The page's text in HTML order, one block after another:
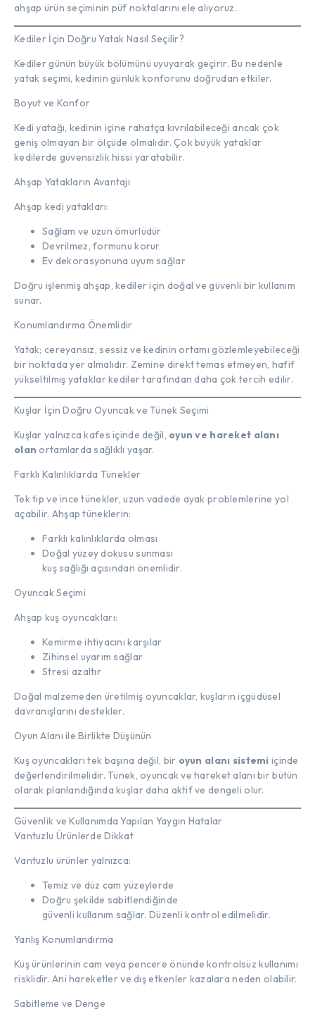
ahşap ürün seçiminin püf noktalarını ele alıyoruz.
Kediler İçin Doğru Yatak Nasıl Seçilir?
Kediler günün büyük bölümünü uyuyarak geçirir. Bu nedenle
yatak seçimi, kedinin günlük konforunu doğrudan etkiler.
Boyut ve Konfor
Kedi yatağı, kedinin içine rahatça kıvrılabileceği ancak çok
geniş olmayan bir ölçüde olmalıdır. Çok büyük yataklar
kedilerde güvensizlik hissi yaratabilir.
Ahşap Yatakların Avantajı
Ahşap kedi yatakları:
Sağlam ve uzun ömürlüdür
Devrilmez, formunu korur
Ev dekorasyonuna uyum sağlar
Doğru işlenmiş ahşap, kediler için doğal ve güvenli bir kullanım
sunar.
Konumlandırma Önemlidir
Yatak; cereyansız, sessiz ve kedinin ortamı gözlemleyebileceği
bir noktada yer almalıdır. Zemine direkt temas etmeyen, hafif
yükseltilmiş yataklar kediler tarafından daha çok tercih edilir.
Kuşlar İçin Doğru Oyuncak ve Tünek Seçimi
Kuşlar yalnızca kafes içinde değil, oyun ve hareket alanı
olan ortamlarda sağlıklı yaşar.
Farklı Kalınlıklarda Tünekler
Tek tip ve ince tünekler, uzun vadede ayak problemlerine yol
açabilir. Ahşap tüneklerin:
Farklı kalınlıklarda olması
Doğal yüzey dokusu sunması
kuş sağlığı açısından önemlidir.
Oyuncak Seçimi
Ahşap kuş oyuncakları:
Kemirme ihtiyacını karşılar
Zihinsel uyarım sağlar
Stresi azaltır
Doğal malzemeden üretilmiş oyuncaklar, kuşların içgüdüsel
davranışlarını destekler.
Oyun Alanı ile Birlikte Düşünün
Kuş oyuncakları tek başına değil, bir oyun alanı sistemi içinde
değerlendirilmelidir. Tünek, oyuncak ve hareket alanı bir bütün
olarak planlandığında kuşlar daha aktif ve dengeli olur.
Güvenlik ve Kullanımda Yapılan Yaygın Hatalar
Vantuzlu Ürünlerde Dikkat
Vantuzlu ürünler yalnızca:
Temiz ve düz cam yüzeylerde
Doğru şekilde sabitlendiğinde
güvenli kullanım sağlar. Düzenli kontrol edilmelidir.
Yanlış Konumlandırma
Kuş ürünlerinin cam veya pencere önünde kontrolsüz kullanımı
risklidir. Ani hareketler ve dış etkenler kazalara neden olabilir.
Sabitleme ve Denge